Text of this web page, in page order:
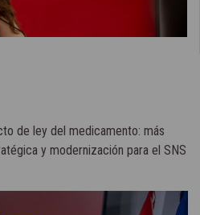
de ley del medicamento: más
y modernización para el SNS